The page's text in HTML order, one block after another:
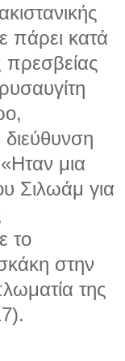
πάρει κατά
πρεσβείας
μια
Σιλωάμ για
το
στην
της